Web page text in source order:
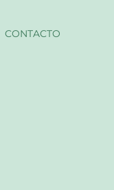
CONTACTO